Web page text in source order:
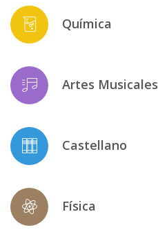
Química
Artes Musicales
Castellano
Física